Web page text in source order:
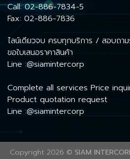
Call:02-886-7834-5
Fax: 02-886-7836
ไลน์เดียวจบ ครบทุกบริการ / สอบถาม
ขอใบเสนอราคาสินค้า
Line :@siamintercorp
Complete all services Price
Product quotation request
Line :@siamintercorp
Copyright 2026 © SIAM